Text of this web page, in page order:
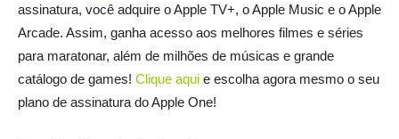
assinatura, você adquire o Apple TV+, o Apple Music e o Apple
Arcade. Assim, ganha acesso aos melhores filmes e séries
para maratonar, além de milhões de músicas e grande
catálogo de games! Clique aqui e escolha agora mesmo o seu
plano de assinatura do Apple One!